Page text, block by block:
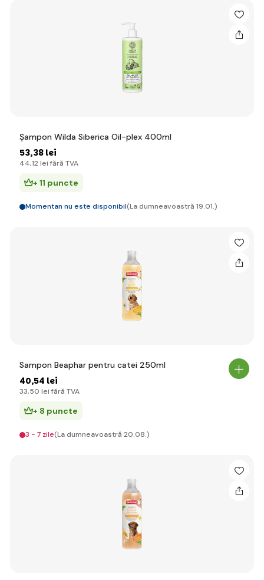
Șampon Wilda Siberica Oil-plex 400ml
53,38 lei
44,12 lei fără TVA
+ 11 puncte
Momentan nu este disponibil(La dumneavoastră 19.01.)
Sampon Beaphar pentru catei 250ml
40,54 lei
33,50 lei fără TVA
+ 8 puncte
3 - 7 zile(La dumneavoastră 20.08.)